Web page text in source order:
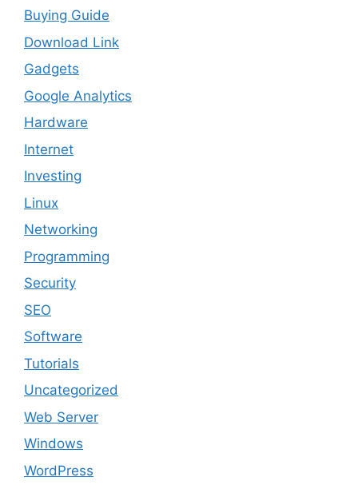
Buying Guide
Download Link
Gadgets
Google Analytics
Hardware
Internet
Investing
Linux
Networking
Programming
Security
SEO
Software
Tutorials
Uncategorized
Web Server
Windows
WordPress